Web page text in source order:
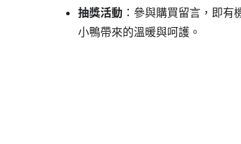
抽獎活動 ：參與購買留言，即
小鴨帶來的溫暖與呵護。